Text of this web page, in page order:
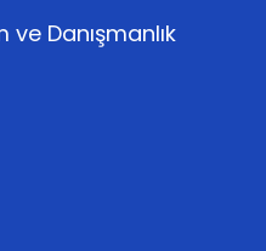
ve Danışmanlık